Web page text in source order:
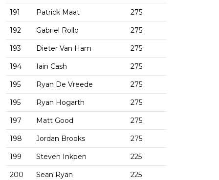
191 Patrick Maat 275
192 Gabriel Rollo 275
193 Dieter Van Ham 275
194 Iain Cash 275
195 Ryan De Vreede 275
195 Ryan Hogarth 275
197 Matt Good 275
198 Jordan Brooks 275
199 Steven Inkpen 225
200 Sean Ryan 225